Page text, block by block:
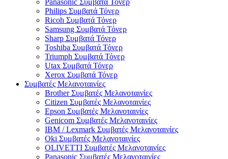
Panasonic Συμβατά Τόνερ
Philips Συμβατά Τόνερ
Ricoh Συμβατά Τόνερ
Samsung Συμβατά Τόνερ
Sharp Συμβατά Τόνερ
Toshiba Συμβατά Τόνερ
Triumph Συμβατά Τόνερ
Utax Συμβατά Τόνερ
Xerox Συμβατά Τόνερ
Συμβατές Μελανοταινίες
Brother Συμβατές Μελανοταινίες
Citizen Συμβατές Μελανοταινίες
Epson Συμβατές Μελανοταινίες
Genicom Συμβατές Μελανοταινίες
IBM / Lexmark Συμβατές Μελανοταινίες
Oki Συμβατές Μελανοταινίες
OLIVETTI Συμβατές Μελανοταινίες
Panasonic Συμβατές Μελανοταινίες